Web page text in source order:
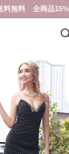
料無料 全商品